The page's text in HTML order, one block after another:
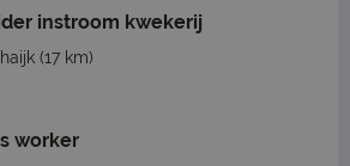
instroom kwekerij
(17 km)
worker